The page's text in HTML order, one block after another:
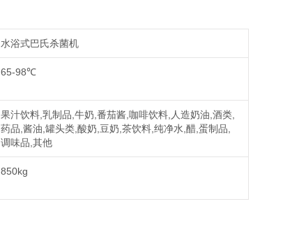
水浴式巴氏杀菌机
65-98℃
果汁饮料,乳制品,牛奶,番茄酱,咖啡饮料,人造奶油,酒类,
药品,酱油,罐头类,酸奶,豆奶,茶饮料,纯净水,醋,蛋制品,
调味品,其他
850kg